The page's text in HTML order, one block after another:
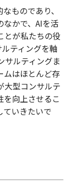
ものであり、
なかで、AIを活
とが私たちの役
ティングを軸
サルティングま
ムはほとんど存
大型コンサルテ
を向上させるこ
ていきたいで